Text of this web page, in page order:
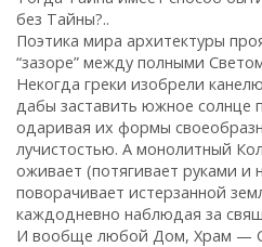
без Тайны?..
Поэтика мира архитектуры
“зазоре” между полными
Некогда греки изобрели
дабы заставить южное солнце
одаривая их формы
лучистостью. А монолитный
оживает (потягивает руками и
поворачивает истерзанной
каждодневно наблюдая за
И вообще любой Дом, Храм —